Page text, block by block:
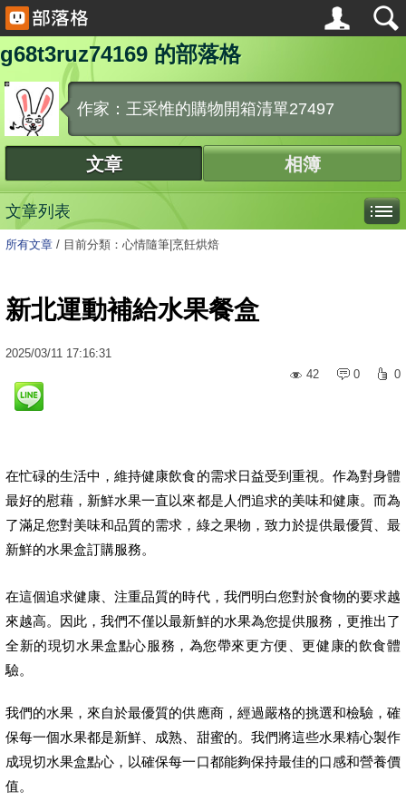
g68t3ruz74169 的部落格
作家：王采惟的購物開箱清單27497
文章 相簿
文章列表
所有文章 / 目前分類：心情隨筆|烹飪烘焙
新北運動補給水果餐盒
2025/03/11 17:16:31
42
0 0
在忙碌的生活中，維持健康飲食的需求日益受到重視。作為對身體
最好的慰藉，新鮮水果一直以來都是人們追求的美味和健康。而為
了滿足您對美味和品質的需求，綠之果物，致力於提供最優質、最
新鮮的水果盒訂購服務。
在這個追求健康、注重品質的時代，我們明白您對於食物的要求越
來越高。因此，我們不僅以最新鮮的水果為您提供服務，更推出了
全新的現切水果盒點心服務，為您帶來更方便、更健康的飲食體
驗。
我們的水果，來自於最優質的供應商，經過嚴格的挑選和檢驗，確
保每一個水果都是新鮮、成熟、甜蜜的。我們將這些水果精心製作
成現切水果盒點心，以確保每一口都能夠保持最佳的口感和營養價
值。